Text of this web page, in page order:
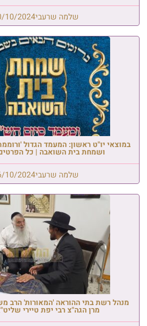
שלמה שרעבי10/2024
ושמחת בית השואבה | כל
שלמה שרעבי10/2024
מנהל רשת בתי ההוראה 'המאורות' הרב
מרן הגה"צ רבי יפת טיירי